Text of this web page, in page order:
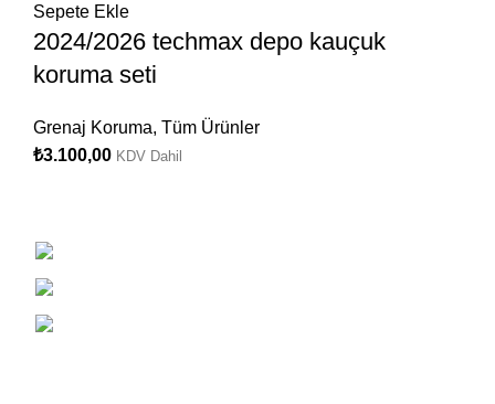
Sepete Ekle
2024/2026 techmax depo kauçuk
koruma seti
Grenaj Koruma, Tüm Ürünler
₺3.100,00 KDV Dahil